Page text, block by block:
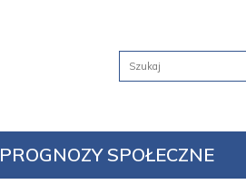
PROGNOZY SPOŁECZNE